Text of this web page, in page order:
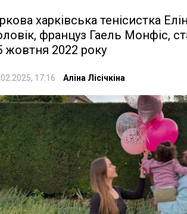
харківська тенісистка
француз Гаель Монфіс,
жовтня 2022 року
17:16 Аліна Лісічкіна